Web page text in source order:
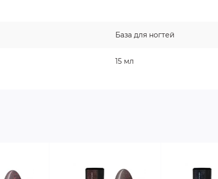
База для ногтей
15 мл